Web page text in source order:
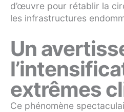
d’œuvre pour rétablir la
les infrastructures
Un
extrêmes
Ce phénomène